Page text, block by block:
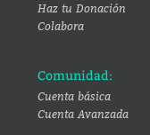
Haz tu Donación
Colabora
Comunidad:
Cuenta básica
Cuenta Avanzada